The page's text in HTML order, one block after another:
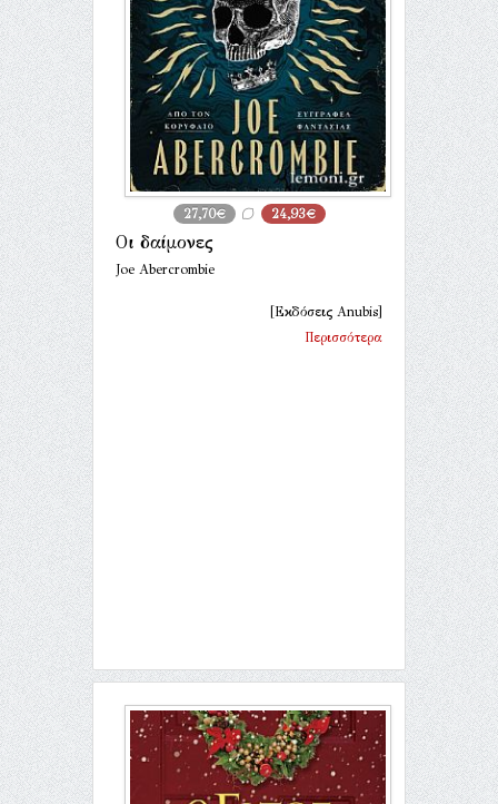
27,70€ 24,93€
Οι δαίμονες
Joe Abercrombie
[Εκδόσεις Anubis]
Περισσότερα